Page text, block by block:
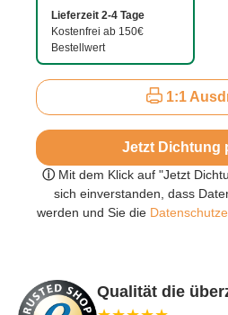
1:1
Jetzt Dichtung
ⓘ Mit dem Klick auf "Jetzt
sich einverstanden, dass
werden und Sie die
Lieferzeit 2-4 Tage
Kostenfrei ab 150€
Bestellwert
Qualität die